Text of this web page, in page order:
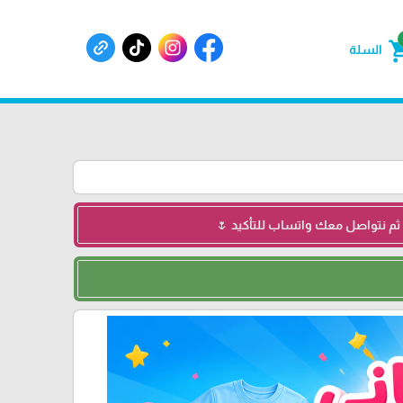
السلة
نتواصل معك واتساب للتأكيد 🌷